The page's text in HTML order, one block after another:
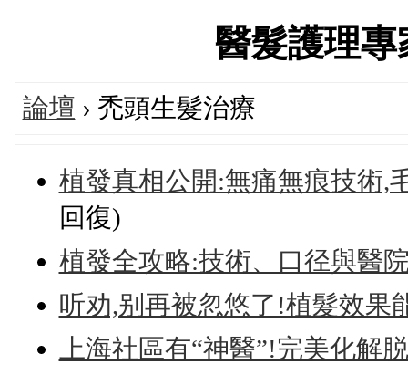
醫髮護理
論壇 › 禿頭生髮治療
植發真相公開:無痛無痕技術,
回復)
植發全攻略:技術、口径與醫
听劝,别再被忽悠了!植髮效果
上海社區有“神醫”!完美化解